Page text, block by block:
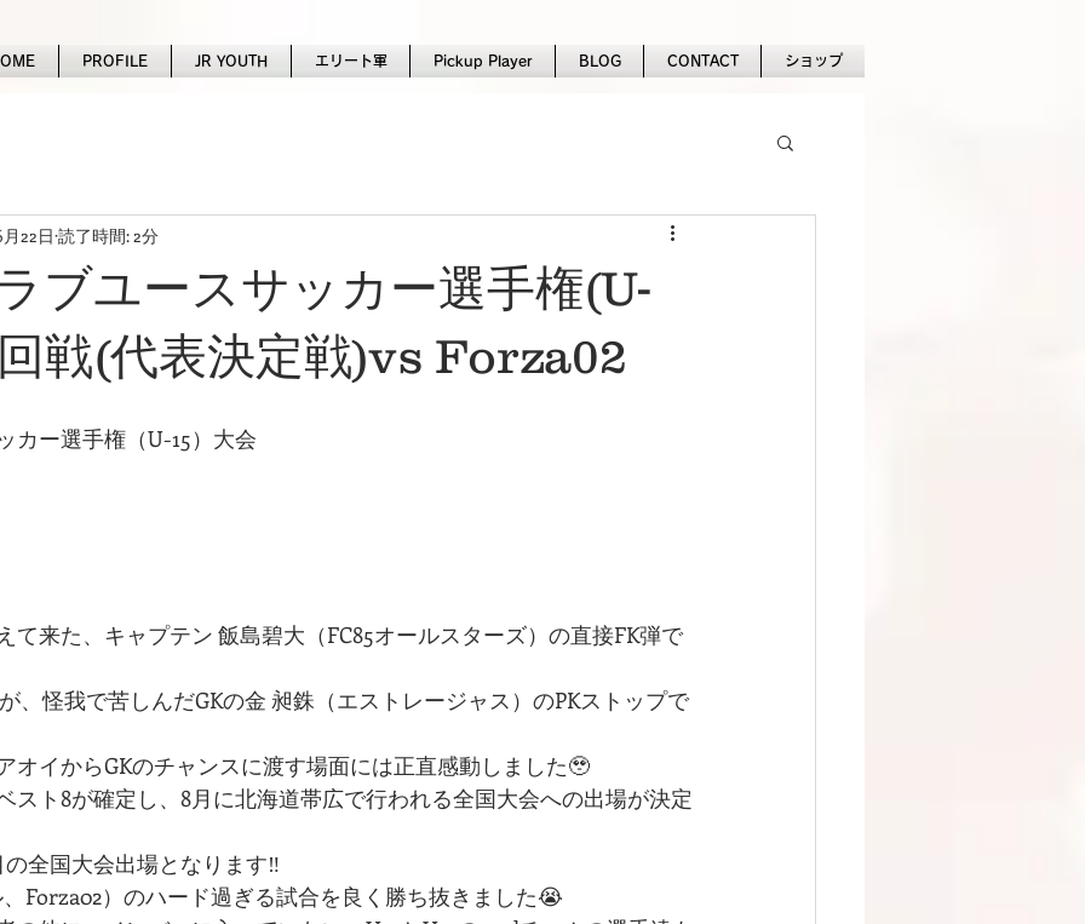
PROFILE JR YOUTH エリート軍 Pickup Player BLOG CONTACT ショップ
ブユースサッカー選手権(U-
戦(代表決定戦)vs Forza02
22日 読了時間: 2分
カー選手権（U-15）大会
て来た、キャプテン 飯島碧大（FC85オールスターズ）の直接FK弾で
、怪我で苦しんだGKの金 昶銖（エストレージャス）のPKストップで
オイからGKのチャンスに渡す場面には正直感動しました🥹
スト8が確定し、8月に北海道帯広で行われる全国大会への出場が決定
全国大会出場となります‼︎
Forza02）のハード過ぎる試合を良く勝ち抜きました😭